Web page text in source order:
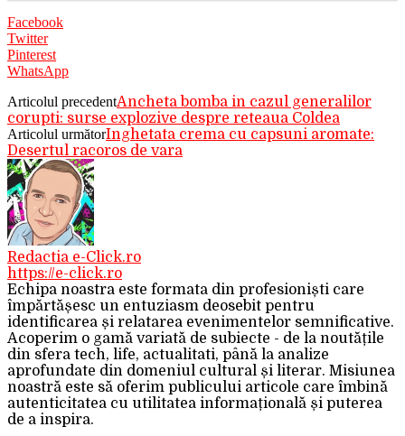
Facebook
Twitter
Pinterest
WhatsApp
Articolul precedentAncheta bomba in cazul generalilor
corupti: surse explozive despre reteaua Coldea
Articolul următorInghetata crema cu capsuni aromate:
Desertul racoros de vara
Redactia e-Click.ro
https://e-click.ro
Echipa noastra este formata din profesioniști care
împărtășesc un entuziasm deosebit pentru
identificarea și relatarea evenimentelor semnificative.
Acoperim o gamă variată de subiecte - de la noutățile
din sfera tech, life, actualitati, până la analize
aprofundate din domeniul cultural și literar. Misiunea
noastră este să oferim publicului articole care îmbină
autenticitatea cu utilitatea informațională și puterea
de a inspira.